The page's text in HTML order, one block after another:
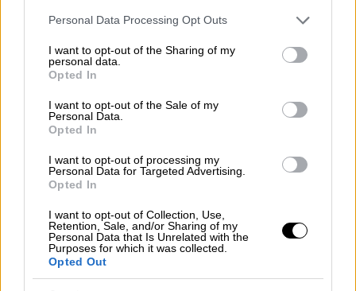
Please note that this website/app uses one or more Google
not limited to your visit or usage behaviour. You may click to
grant or deny consent to Google and its third-party tags to
use your data for below specified purposes in below Google
consent section.
Personal Data Processing Opt Outs
I want to opt-out of the Sharing of my
personal data.
Opted In
I want to opt-out of the Sale of my
Personal Data.
Opted In
I want to opt-out of processing my
Personal Data for Targeted Advertising.
Opted In
I want to opt-out of Collection, Use,
Retention, Sale, and/or Sharing of my
Personal Data that Is Unrelated with the
Purposes for which it was collected.
Opted Out
Όπως γράφει το πρακτορείο Reuters,
χωρών «η συνάντηση του Σαββατοκύριακου
για την επίλυση της σύγκρουσης μεταξύ των
ΗΠΑ και του Ιράν, που πραγματοποιήθηκε
τέσσερις ημέρες μετά την ανακοίνωση της
Τρίτης, ήτανη πρώτη άμεση επαφή μεταξύ
Αμερικανών και Ιρανών αξιωματούχων εδώ
και περισσότερο από μια δεκαετία και η
υψηλότερου επιπέδου εμπλοκή από την
Ισλαμική Επανάσταση του 1979 στο Ιράν.
Μέσα στο πολυτελές ξενοδοχείο Serena